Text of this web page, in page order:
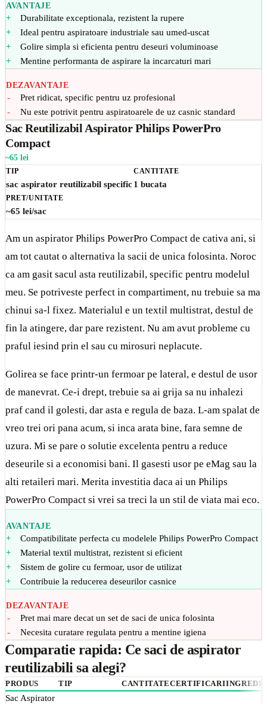
AVANTAJE
Durabilitate exceptionala, rezistent la rupere
Ideal pentru aspiratoare industriale sau umed-uscat
Golire simpla si eficienta pentru deseuri voluminoase
Mentine performanta de aspirare la incarcaturi mari
DEZAVANTAJE
Pret ridicat, specific pentru uz profesional
Nu este potrivit pentru aspiratoarele de uz casnic standard
Sac Reutilizabil Aspirator Philips PowerPro
Compact
~65 lei
TIP
sac aspirator reutilizabil specific
CANTITATE
1 bucata
PRET/UNITATE
~65 lei/sac
Am un aspirator Philips PowerPro Compact de cativa ani, si
am tot cautat o alternativa la sacii de unica folosinta. Noroc
ca am gasit sacul asta reutilizabil, specific pentru modelul
meu. Se potriveste perfect in compartiment, nu trebuie sa ma
chinui sa-l fixez. Materialul e un textil multistrat, destul de
fin la atingere, dar pare rezistent. Nu am avut probleme cu
praful iesind prin el sau cu mirosuri neplacute.
Golirea se face printr-un fermoar pe lateral, e destul de usor
de manevrat. Ce-i drept, trebuie sa ai grija sa nu inhalezi
praf cand il golesti, dar asta e regula de baza. L-am spalat de
vreo trei ori pana acum, si inca arata bine, fara semne de
uzura. Mi se pare o solutie excelenta pentru a reduce
deseurile si a economisi bani. Il gasesti usor pe eMag sau la
alti retaileri mari. Merita investitia daca ai un Philips
PowerPro Compact si vrei sa treci la un stil de viata mai eco.
AVANTAJE
Compatibilitate perfecta cu modelele Philips PowerPro Compact
Material textil multistrat, rezistent si eficient
Sistem de golire cu fermoar, usor de utilizat
Contribuie la reducerea deseurilor casnice
DEZAVANTAJE
Pret mai mare decat un set de saci de unica folosinta
Necesita curatare regulata pentru a mentine igiena
Comparatie rapida: Ce saci de aspirator
reutilizabili sa alegi?
PRODUS TIP CANTITATECERTIFICARI
Sac Aspirator